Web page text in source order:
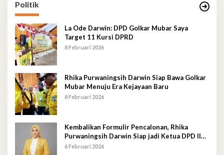
Politik
La Ode Darwin: DPD Golkar Mubar Saya
Target 11 Kursi DPRD
8 Februari 2026
Rhika Purwaningsih Darwin Siap Bawa Golkar
Mubar Menuju Era Kejayaan Baru
8 Februari 2026
Kembalikan Formulir Pencalonan, Rhika
Purwaningsih Darwin Siap jadi Ketua DPD II
Golkar Mubar
6 Februari 2026